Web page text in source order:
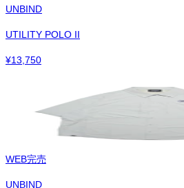
UNBIND
UTILITY POLO II
¥13,750
WEB完売
UNBIND